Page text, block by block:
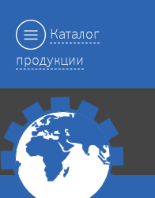
Каталог
продукции